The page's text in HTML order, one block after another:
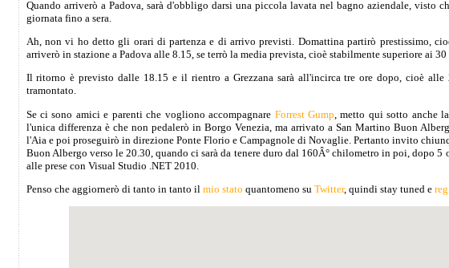
Quando arriverò a Padova, sarà d'obbligo darsi una piccola lavata nel bagno aziendale, visto
giornata fino a sera.
Ah, non vi ho detto gli orari di partenza e di arrivo previsti. Domattina partirò prestissimo,
arriverò in stazione a Padova alle 8.15, se terrò la media prevista, cioè stabilmente superiore ai 30
Il ritorno è previsto dalle 18.15 e il rientro a Grezzana sarà all'incirca tre ore dopo, cioè alle
tramontato.
Se ci sono amici e parenti che vogliono accompagnare Forrest Gump , metto qui sotto anche
l'unica differenza è che non pedalerò in Borgo Venezia, ma arrivato a San Martino Buon
l'Aia e poi proseguirò in direzione Ponte Florio e Campagnole di Novaglie. Pertanto invito
Buon Albergo verso le 20.30, quando ci sarà da tenere duro dal 160Â° chilometro in poi, dopo
alle prese con Visual Studio .NET 2010.
Penso che aggiornerò di tanto in tanto il mio stato quantomeno su Twitter, quindi stay tuned e